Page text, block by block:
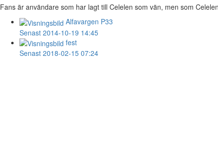
Fans är användare som har lagt till Celelen som vän, men som
Alfavargen P33
Senast 2014-10-19 14:45
fest
Senast 2018-02-15 07:24